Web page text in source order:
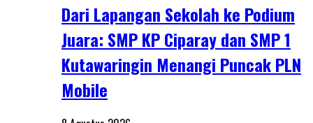
Dari Lapangan Sekolah ke Podium
Juara: SMP KP Ciparay dan SMP 1
Kutawaringin Menangi Puncak PLN
Mobile